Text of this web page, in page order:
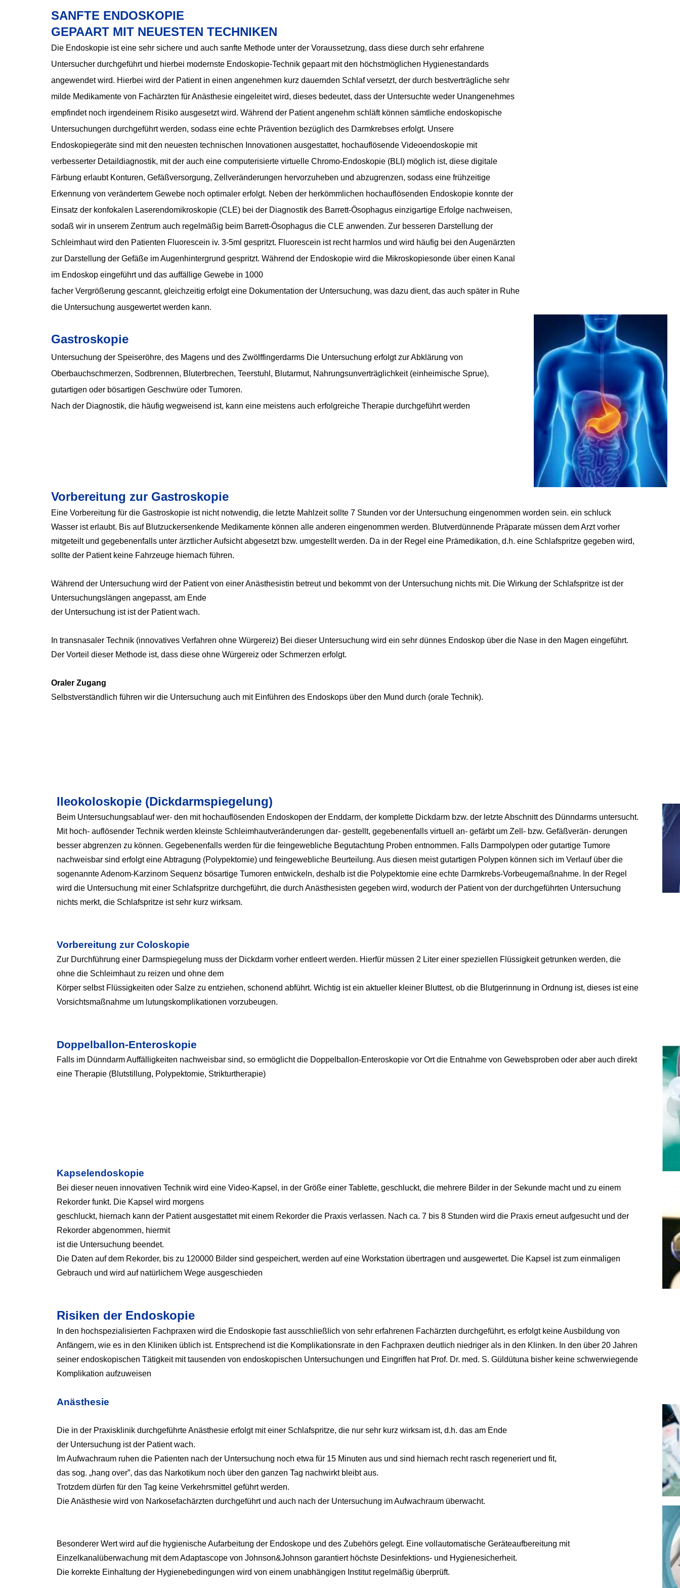
SANFTE ENDOSKOPIE
GEPAART MIT NEUESTEN TECHNIKEN
Die Endoskopie ist eine sehr sichere und auch sanfte Methode unter der Voraussetzung, dass diese durch sehr erfahrene
Untersucher durchgeführt und hierbei modernste Endoskopie-Technik gepaart mit den höchstmöglichen Hygienestandards
angewendet wird. Hierbei wird der Patient in einen angenehmen kurz dauernden Schlaf versetzt, der durch bestverträgliche sehr
milde Medikamente von Fachärzten für Anästhesie eingeleitet wird, dieses bedeutet, dass der Untersuchte weder Unangenehmes
empfindet noch irgendeinem Risiko ausgesetzt wird. Während der Patient angenehm schläft können sämtliche endoskopische
Untersuchungen durchgeführt werden, sodass eine echte Prävention bezüglich des Darmkrebses erfolgt. Unsere
Endoskopiegeräte sind mit den neuesten technischen Innovationen ausgestattet, hochauflösende Videoendoskopie mit
verbesserter Detaildiagnostik, mit der auch eine computerisierte virtuelle Chromo-Endoskopie (BLI) möglich ist, diese digitale
Färbung erlaubt Konturen, Gefäßversorgung, Zellveränderungen hervorzuheben und abzugrenzen, sodass eine frühzeitige
Erkennung von verändertem Gewebe noch optimaler erfolgt. Neben der herkömmlichen hochauflösenden Endoskopie konnte der
Einsatz der konfokalen Laserendomikroskopie (CLE) bei der Diagnostik des Barrett-Ösophagus einzigartige Erfolge nachweisen,
sodaß wir in unserem Zentrum auch regelmäßig beim Barrett-Ösophagus die CLE anwenden. Zur besseren Darstellung der
Schleimhaut wird den Patienten Fluorescein iv. 3-5ml gespritzt. Fluorescein ist recht harmlos und wird häufig bei den Augenärzten
zur Darstellung der Gefäße im Augenhintergrund gespritzt. Während der Endoskopie wird die Mikroskopiesonde über einen Kanal
im Endoskop eingeführt und das auffällige Gewebe in 1000
facher Vergrößerung gescannt, gleichzeitig erfolgt eine Dokumentation der Untersuchung, was dazu dient, das auch später in Ruhe
die Untersuchung ausgewertet werden kann.
Gastroskopie
Untersuchung der Speiseröhre, des Magens und des Zwölffingerdarms Die Untersuchung erfolgt zur Abklärung von
Oberbauchschmerzen, Sodbrennen, Bluterbrechen, Teerstuhl, Blutarmut, Nahrungsunverträglichkeit (einheimische Sprue),
gutartigen oder bösartigen Geschwüre oder Tumoren.
Nach der Diagnostik, die häufig wegweisend ist, kann eine meistens auch erfolgreiche Therapie durchgeführt werden
Vorbereitung zur Gastroskopie
Eine Vorbereitung für die Gastroskopie ist nicht notwendig, die letzte Mahlzeit sollte 7 Stunden vor der Untersuchung eingenommen worden sein. ein schluck
Wasser ist erlaubt. Bis auf Blutzuckersenkende Medikamente können alle anderen eingenommen werden. Blutverdünnende Präparate müssen dem Arzt vorher
mitgeteilt und gegebenenfalls unter ärztlicher Aufsicht abgesetzt bzw. umgestellt werden. Da in der Regel eine Prämedikation, d.h. eine Schlafspritze gegeben wird,
sollte der Patient keine Fahrzeuge hiernach führen.
Während der Untersuchung wird der Patient von einer Anästhesistin betreut und bekommt von der Untersuchung nichts mit. Die Wirkung der Schlafspritze ist der
Untersuchungslängen angepasst, am Ende
der Untersuchung ist ist der Patient wach.
In transnasaler Technik (innovatives Verfahren ohne Würgereiz) Bei dieser Untersuchung wird ein sehr dünnes Endoskop über die Nase in den Magen eingeführt.
Der Vorteil dieser Methode ist, dass diese ohne Würgereiz oder Schmerzen erfolgt.
Oraler Zugang
Selbstverständlich führen wir die Untersuchung auch mit Einführen des Endoskops über den Mund durch (orale Technik).
Ileokoloskopie (Dickdarmspiegelung)
Beim Untersuchungsablauf wer- den mit hochauflösenden Endoskopen der Enddarm, der komplette Dickdarm bzw. der letzte Abschnitt des Dünndarms untersucht.
Mit hoch- auflösender Technik werden kleinste Schleimhautveränderungen dar- gestellt, gegebenenfalls virtuell an- gefärbt um Zell- bzw. Gefäßverän- derungen
besser abgrenzen zu können. Gegebenenfalls werden für die feingewebliche Begutachtung Proben entnommen. Falls Darmpolypen oder gutartige Tumore
nachweisbar sind erfolgt eine Abtragung (Polypektomie) und feingewebliche Beurteilung. Aus diesen meist gutartigen Polypen können sich im Verlauf über die
sogenannte Adenom-Karzinom Sequenz bösartige Tumoren entwickeln, deshalb ist die Polypektomie eine echte Darmkrebs-Vorbeugemaßnahme. In der Regel
wird die Untersuchung mit einer Schlafspritze durchgeführt, die durch Anästhesisten gegeben wird, wodurch der Patient von der durchgeführten Untersuchung
nichts merkt, die Schlafspritze ist sehr kurz wirksam.
Vorbereitung zur Coloskopie
Zur Durchführung einer Darmspiegelung muss der Dickdarm vorher entleert werden. Hierfür müssen 2 Liter einer speziellen Flüssigkeit getrunken werden, die
ohne die Schleimhaut zu reizen und ohne dem
Körper selbst Flüssigkeiten oder Salze zu entziehen, schonend abführt. Wichtig ist ein aktueller kleiner Bluttest, ob die Blutgerinnung in Ordnung ist, dieses ist eine
Vorsichtsmaßnahme um lutungskomplikationen vorzubeugen.
Doppelballon-Enteroskopie
Falls im Dünndarm Auffälligkeiten nachweisbar sind, so ermöglicht die Doppelballon-Enteroskopie vor Ort die Entnahme von Gewebsproben oder aber auch direkt
eine Therapie (Blutstillung, Polypektomie, Strikturtherapie)
Kapselendoskopie
Bei dieser neuen innovativen Technik wird eine Video-Kapsel, in der Größe einer Tablette, geschluckt, die mehrere Bilder in der Sekunde macht und zu einem
Rekorder funkt. Die Kapsel wird morgens
geschluckt, hiernach kann der Patient ausgestattet mit einem Rekorder die Praxis verlassen. Nach ca. 7 bis 8 Stunden wird die Praxis erneut aufgesucht und der
Rekorder abgenommen, hiermit
ist die Untersuchung beendet.
Die Daten auf dem Rekorder, bis zu 120000 Bilder sind gespeichert, werden auf eine Workstation übertragen und ausgewertet. Die Kapsel ist zum einmaligen
Gebrauch und wird auf natürlichem Wege ausgeschieden
Risiken der Endoskopie
In den hochspezialisierten Fachpraxen wird die Endoskopie fast ausschließlich von sehr erfahrenen Fachärzten durchgeführt, es erfolgt keine Ausbildung von
Anfängern, wie es in den Kliniken üblich ist. Entsprechend ist die Komplikationsrate in den Fachpraxen deutlich niedriger als in den Klinken. In den über 20 Jahren
seiner endoskopischen Tätigkeit mit tausenden von endoskopischen Untersuchungen und Eingriffen hat Prof. Dr. med. S. Güldütuna bisher keine schwerwiegende
Komplikation aufzuweisen
Anästhesie
Die in der Praxisklinik durchgeführte Anästhesie erfolgt mit einer Schlafspritze, die nur sehr kurz wirksam ist, d.h. das am Ende
der Untersuchung ist der Patient wach.
Im Aufwachraum ruhen die Patienten nach der Untersuchung noch etwa für 15 Minuten aus und sind hiernach recht rasch regeneriert und fit,
das sog. „hang over”, das das Narkotikum noch über den ganzen Tag nachwirkt bleibt aus.
Trotzdem dürfen für den Tag keine Verkehrsmittel geführt werden.
Die Anästhesie wird von Narkosefachärzten durchgeführt und auch nach der Untersuchung im Aufwachraum überwacht.
Besonderer Wert wird auf die hygienische Aufarbeitung der Endoskope und des Zubehörs gelegt. Eine vollautomatische Geräteaufbereitung mit
Einzelkanalüberwachung mit dem Adaptascope von Johnson&Johnson garantiert höchste Desinfektions- und Hygienesicherheit.
Die korrekte Einhaltung der Hygienebedingungen wird von einem unabhängigen Institut regelmäßig überprüft.